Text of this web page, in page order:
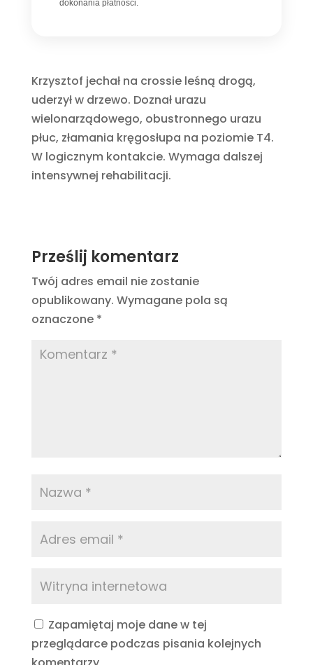
dokonania płatności.
Krzysztof jechał na crossie leśną drogą,
uderzył w drzewo. Doznał urazu
wielonarządowego, obustronnego urazu
płuc, złamania kręgosłupa na poziomie T4.
W logicznym kontakcie. Wymaga dalszej
intensywnej rehabilitacji.
Prześlij komentarz
Twój adres email nie zostanie
opublikowany. Wymagane pola są
oznaczone *
Zapamiętaj moje dane w tej
przeglądarce podczas pisania kolejnych